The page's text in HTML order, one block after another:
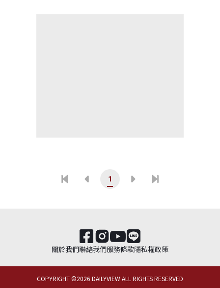
1
關於我們聯絡我們服務條款隱私權政策
COPYRIGHT ©2026 DAILYVIEW ALL RIGHTS RESERVED